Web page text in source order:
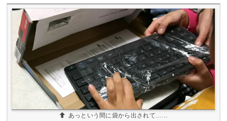
あっという間に袋から出されて……